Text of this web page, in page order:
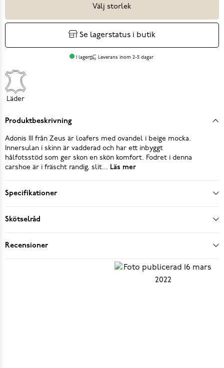
Välj storlek
Se lagerstatus i butik
I lager Leverans inom 2-5 dagar
Läder
Produktbeskrivning
Adonis III från Zeus är loafers med ovandel i beige mocka.
Innersulan i skinn är vadderad och har ett inbyggt
hålfotsstöd som ger skon en skön komfort. Fodret i denna
carshoe är i fräscht randig, slit... Läs mer
Specifikationer
Skötselråd
Recensioner